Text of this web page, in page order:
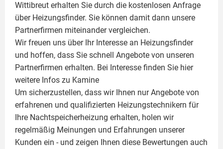
Wittibreut erhalten Sie durch die kostenlosen Anfrage
über Heizungsfinder. Sie können damit dann unsere
Partnerfirmen miteinander vergleichen.
Wir freuen uns über Ihr Interesse an Heizungsfinder
und hoffen, dass Sie schnell Angebote von unseren
Partnerfirmen erhalten. Bei Interesse finden Sie hier
weitere Infos zu Kamine
Um sicherzustellen, dass wir Ihnen nur Angebote von
erfahrenen und qualifizierten Heizungstechnikern für
Ihre Nachtspeicherheizung erhalten, holen wir
regelmäßig Meinungen und Erfahrungen unserer
Kunden ein - und zeigen Ihnen diese Bewertungen auch